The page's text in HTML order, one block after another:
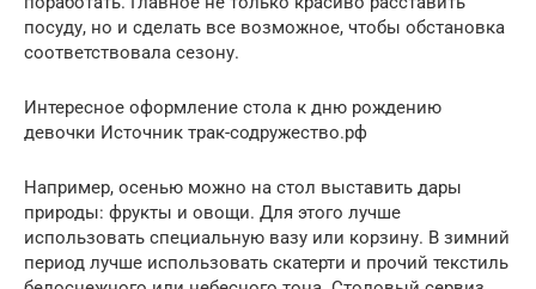
посуду, но и сделать все возможное, чтобы обстановка
соответствовала сезону.
Интересное оформление стола к дню рождению
девочки Источник трак-содружество.рф
Например, осенью можно на стол выставить дары
природы: фрукты и овощи. Для этого лучше
использовать специальную вазу или корзину. В зимний
период лучше использовать скатерти и прочий текстиль